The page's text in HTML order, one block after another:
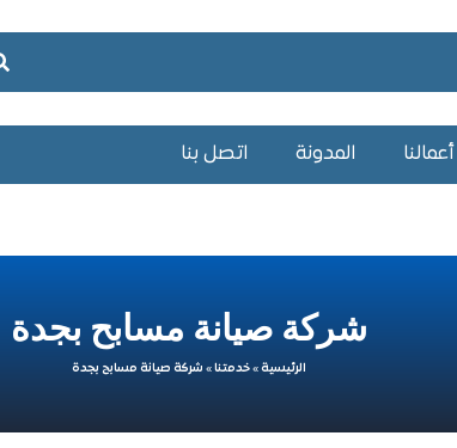
المدونة اتصل بنا
شركة صيانة مسابح بجدة
الرئيسية»خدمتنا» شركة صيانة مسابح بجدة